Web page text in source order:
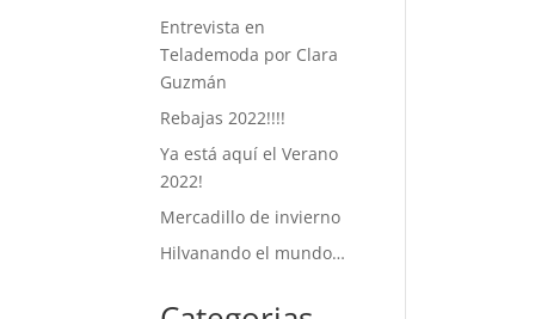
Entrevista en
Telademoda por Clara
Guzmán
Rebajas 2022!!!!
Ya está aquí el Verano
2022!
Mercadillo de invierno
Hilvanando el mundo…